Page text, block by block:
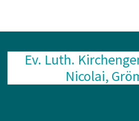
Ev. Luth.
Nicolai,